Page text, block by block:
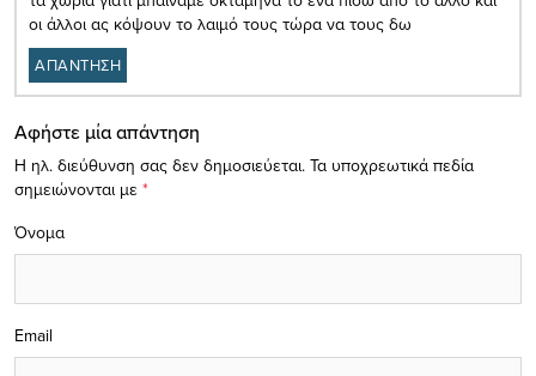
οι άλλοι ας κόψουν το λαιμό τους τώρα να τους δω
ΑΠΑΝΤΗΣΗ
Αφήστε μία απάντηση
Η ηλ. διεύθυνση σας δεν δημοσιεύεται. Τα υποχρεωτικά πεδία
σημειώνονται με *
Όνομα
Email